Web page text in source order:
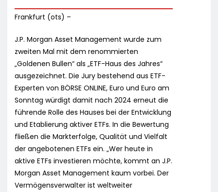
Frankfurt (ots) –
J.P. Morgan Asset Management wurde zum
zweiten Mal mit dem renommierten
„Goldenen Bullen“ als „ETF-Haus des Jahres“
ausgezeichnet. Die Jury bestehend aus ETF-
Experten von BÖRSE ONLINE, Euro und Euro am
Sonntag würdigt damit nach 2024 erneut die
führende Rolle des Hauses bei der Entwicklung
und Etablierung aktiver ETFs. In die Bewertung
fließen die Markterfolge, Qualität und Vielfalt
der angebotenen ETFs ein. „Wer heute in
aktive ETFs investieren möchte, kommt an J.P.
Morgan Asset Management kaum vorbei. Der
Vermögensverwalter ist weltweiter